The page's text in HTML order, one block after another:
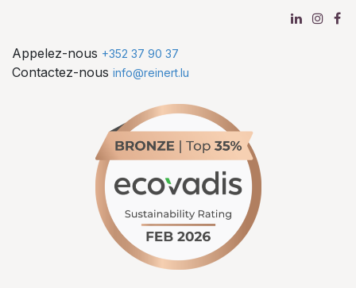
Appelez-nous +352 37 90 37
Contactez-nous info@reinert.lu